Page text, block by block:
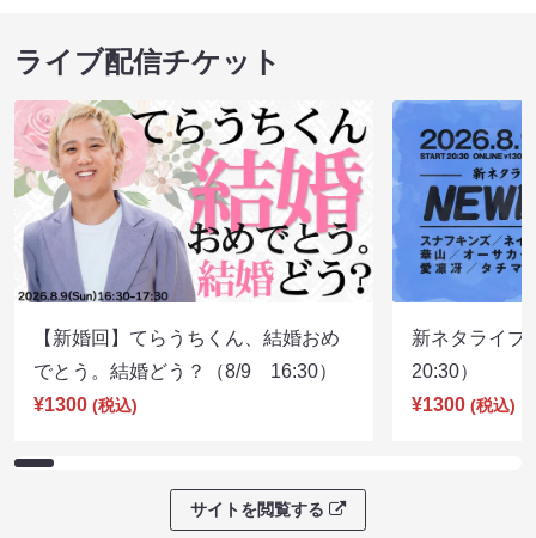
ライブ配信チケット
【新婚回】てらうちくん、結婚おめ
でとう。結婚どう？（8/9 16:30）
¥1300 (税込)
新ネタライ
20:30）
¥1300 (税込)
サイトを閲覧する